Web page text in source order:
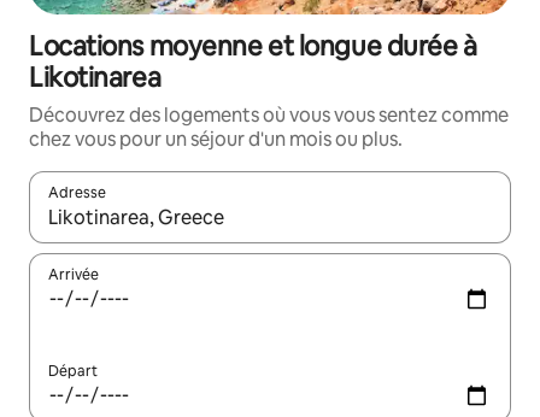
Locations moyenne et longue durée à
Likotinarea
Découvrez des logements où vous vous sentez comme
chez vous pour un séjour d'un mois ou plus.
Adresse
Lorsque les résultats s'affichent, utilisez les flèches vers le
Arrivée
Départ